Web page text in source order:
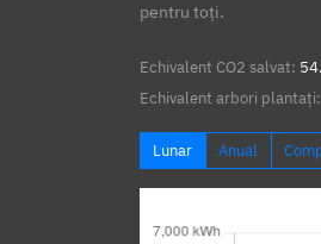
pentru toți.
Echivalent CO2 salvat:
Echivalent arbori plantați:
Lunar Anual